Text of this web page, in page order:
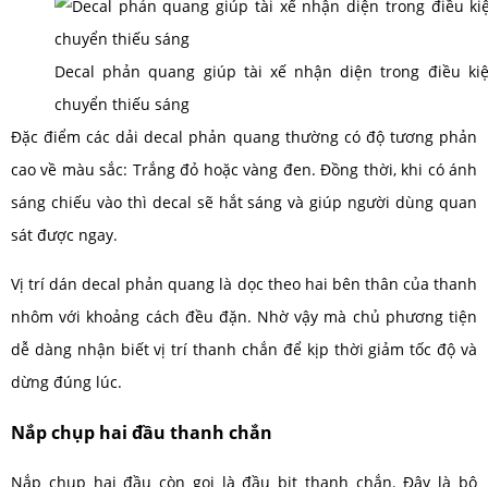
Decal phản quang giúp tài xế nhận diện trong điều
chuyển thiếu sáng
Đặc điểm các dải decal phản quang thường có độ tương phản
cao về màu sắc: Trắng đỏ hoặc vàng đen. Đồng thời, khi có ánh
sáng chiếu vào thì decal sẽ hắt sáng và giúp người dùng quan
sát được ngay.
Vị trí dán decal phản quang là dọc theo hai bên thân của thanh
nhôm với khoảng cách đều đặn. Nhờ vậy mà chủ phương tiện
dễ dàng nhận biết vị trí thanh chắn để kịp thời giảm tốc độ và
dừng đúng lúc.
Nắp chụp hai đầu thanh chắn
Nắp chụp hai đầu còn gọi là đầu bịt thanh chắn. Đây là bộ